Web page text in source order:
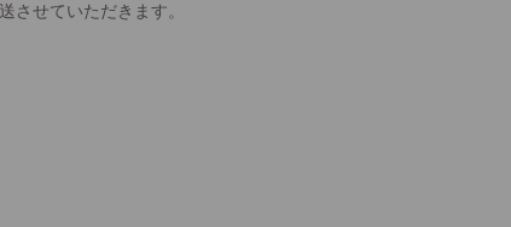
させていただきます。